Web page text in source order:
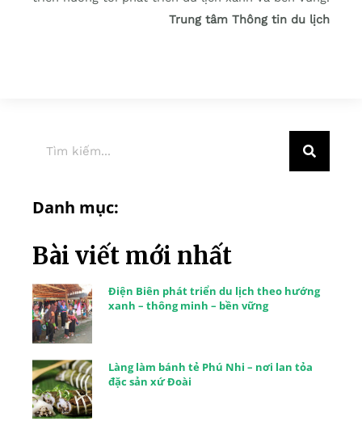
Trung tâm Thông tin du lịch
Danh mục:
Bài viết mới nhất
Điện Biên phát triển du lịch theo hướng
xanh – thông minh – bền vững
Làng làm bánh tẻ Phú Nhi – nơi lan tỏa
đặc sản xứ Đoài